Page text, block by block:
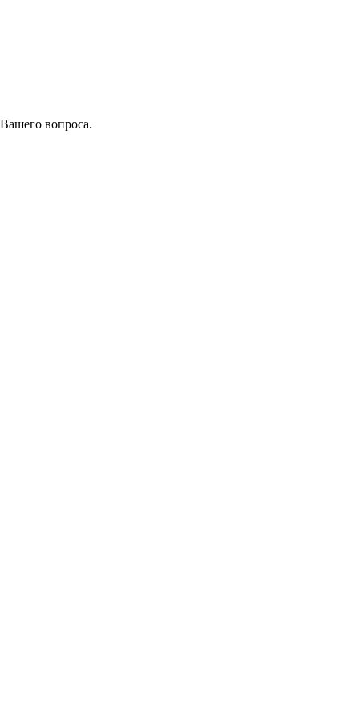
вопроса.